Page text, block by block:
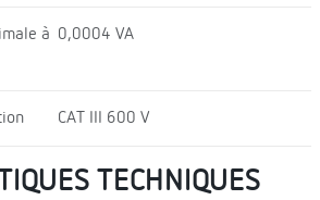
à 0,0004 VA
CAT III 600 V
TECHNIQUES